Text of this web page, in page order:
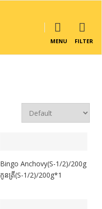
MENU FILTER
Bingo Anchovy(S-1/2)/200g
កូនត្រី(S-1/2)/200g*1